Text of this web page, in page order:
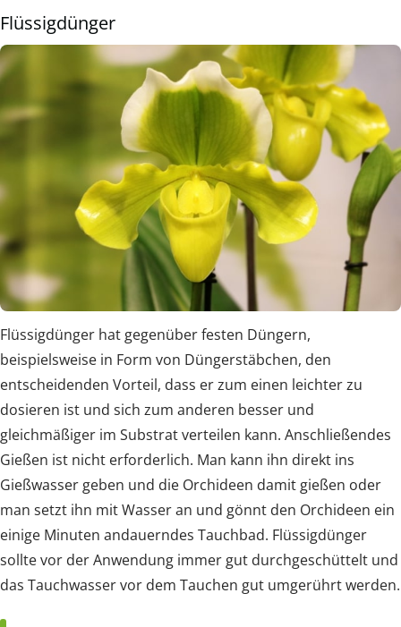
Flüssigdünger
Flüssigdünger hat gegenüber festen Düngern,
beispielsweise in Form von Düngerstäbchen, den
entscheidenden Vorteil, dass er zum einen leichter zu
dosieren ist und sich zum anderen besser und
gleichmäßiger im Substrat verteilen kann. Anschließendes
Gießen ist nicht erforderlich. Man kann ihn direkt ins
Gießwasser geben und die Orchideen damit gießen oder
man setzt ihn mit Wasser an und gönnt den Orchideen ein
einige Minuten andauerndes Tauchbad. Flüssigdünger
sollte vor der Anwendung immer gut durchgeschüttelt und
das Tauchwasser vor dem Tauchen gut umgerührt werden.